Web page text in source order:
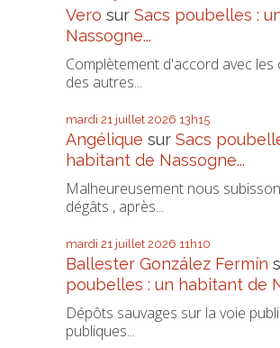
Vero surSacs poubelles :
Nassogne...
Complètement d'accord avec les
des autres...
mardi 21 juillet 2026 13h15
Angélique surSacs
habitant de Nassogne...
Malheureusement nous
dégâts , après...
mardi 21 juillet 2026 11h10
Ballester González Fermín
poubelles : un habitant de
Dépôts sauvages sur la voie
publiques...